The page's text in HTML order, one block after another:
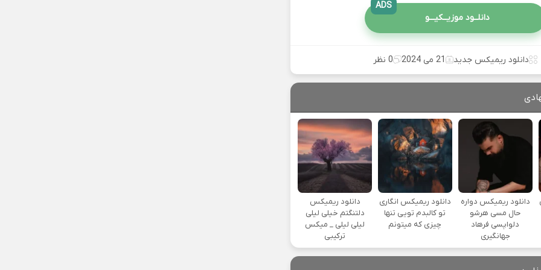
دانلــود موزیــکیـــو
ADS
دانلود ریمیکس جدید 21 می 2024 0 نظر
دانلود ریمیکس دواره
حال مسی هرشو
دلواپسی فرهاد
جهانگیری
دانلود ریمیکس انگاری
تو کالبدم تویی تنها
چیزی که میتونم
دانلود ریمیکس
دلتنگتم خیلی لیلی
لیلی لیلی _ میکس
ترکیبی